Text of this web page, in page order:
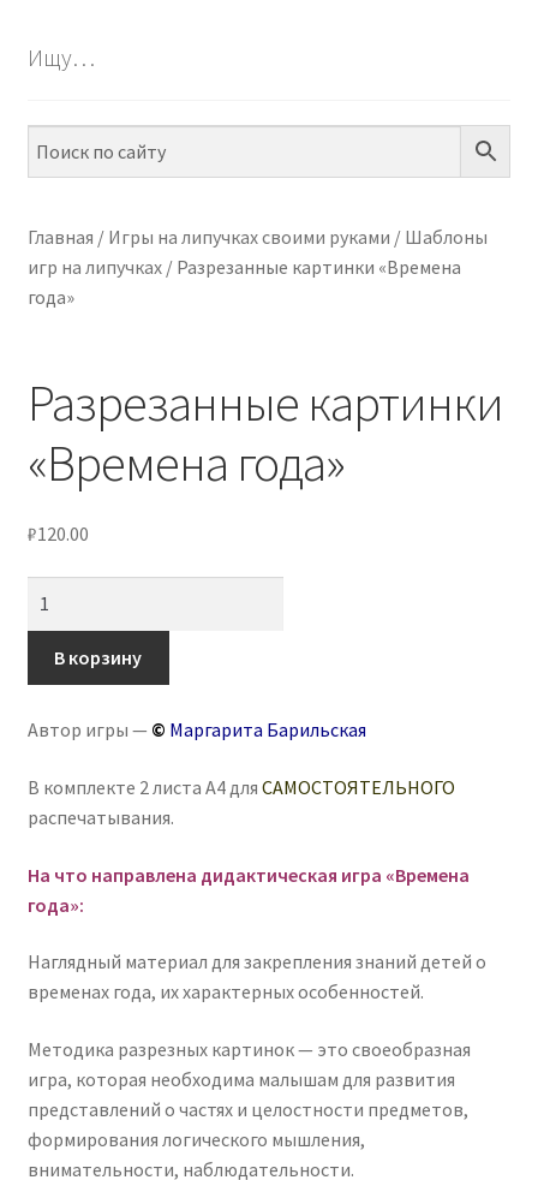
ПО НАВЫКАМ
МЕТОДИКИ
ИГРЫ НА ЛИПУЧКАХ
КОНТАКТЫ
Ищу…
Главная / Игры на липучках своими руками / Шаблоны
игр на липучках/ Разрезанные картинки «Времена
года»
Разрезанные картинки
«Времена года»
₽120.00
Разрезанные
картинки
года»
В корзину
Автор игры — © Маргарита Барильская
В комплекте 2 листа А4 для САМОСТОЯТЕЛЬНОГО
распечатывания.
На что направлена дидактическая игра «Времена
года»:
Наглядный материал для закрепления знаний детей о
временах года, их характерных особенностей.
Методика разрезных картинок — это своеобразная
игра, которая необходима малышам для развития
представлений о частях и целостности предметов,
формирования логического мышления,
внимательности, наблюдательности.